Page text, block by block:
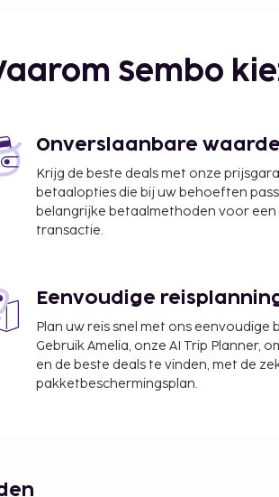
- 2,2 km
- 2,4 km
- 4 km
- 4,1 km
Dod Road - 4,2 km
4,3 km
zijn een 24-uurs receptie
Ter plaatse heb je gratis
gebouwd in 2019. Profiteer in dit
het continentaal ontbijt: ca. INR 300
Sembo
Onverslaanbare
Krijg de beste deals met onze
betaalopties die bij uw behoeften
belangrijke betaalmethoden voor een
transactie.
Eenvoudige
Plan uw reis snel met ons eenvoudige
Gebruik Amelia, onze AI Trip Planner,
en de beste deals te vinden, met de
pakketbeschermingsplan.